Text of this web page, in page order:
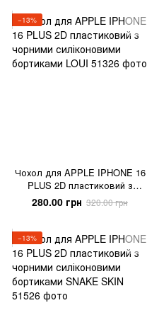
−13%
Чохол для APPLE IPHONE 16
PLUS 2D пластиковий з
чорними силіконовими
бортиками LOUI
280.00 грн 320.00 грн
−13%